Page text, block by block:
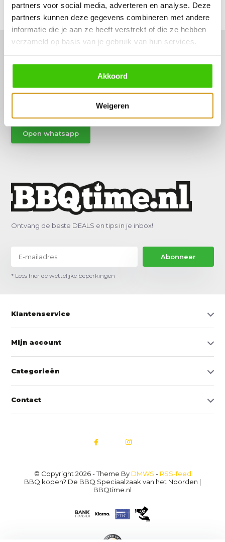
partners voor social media, adverteren en analyse. Deze
partners kunnen deze gegevens combineren met andere
informatie die je aan ze heeft verstrekt of die ze hebben
verzameld op basis van je gebruik van hun services.
Akkoord
Weigeren
Delen
Hulp of advies nodig?
Vraag het een van onze specialisten!
Open whatsapp
Ontvang de beste DEALS en tips in je inbox!
Abonneer
* Lees hier de wettelijke beperkingen
Klantenservice
Mijn account
Categorieën
Contact
© Copyright 2026 - Theme By DMWS - RSS-feed
BBQ kopen? De BBQ Speciaalzaak van het Noorden |
BBQtime.nl